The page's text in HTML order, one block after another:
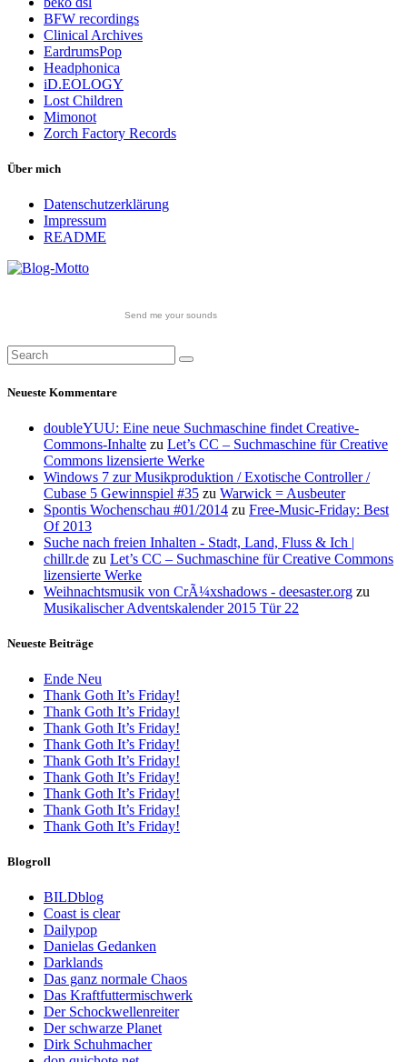
BFW recordings
Clinical Archives
EardrumsPop
Headphonica
iD.EOLOGY
Lost Children
Mimonot
Zorch Factory Records
Über mich
Datenschutzerklärung
Impressum
README
Send me your sounds
Neueste Kommentare
doubleYUU: Eine neue Suchmaschine findet Creative-
Commons-Inhalte zu Let’s CC – Suchmaschine für Creative
Commons lizensierte Werke
Windows 7 zur Musikproduktion / Exotische Controller /
Cubase 5 Gewinnspiel #35 zu Warwick = Ausbeuter
Spontis Wochenschau #01/2014 zu Free-Music-Friday: Best
Of 2013
Suche nach freien Inhalten - Stadt, Land, Fluss & Ich |
chillr.de zu Let’s CC – Suchmaschine für Creative Commons
lizensierte Werke
Weihnachtsmusik von CrÃ¼xshadows - deesaster.org zu
Musikalischer Adventskalender 2015 Tür 22
Neueste Beiträge
Ende Neu
Thank Goth It’s Friday!
Thank Goth It’s Friday!
Thank Goth It’s Friday!
Thank Goth It’s Friday!
Thank Goth It’s Friday!
Thank Goth It’s Friday!
Thank Goth It’s Friday!
Thank Goth It’s Friday!
Thank Goth It’s Friday!
Blogroll
BILDblog
Coast is clear
Dailypop
Danielas Gedanken
Darklands
Das ganz normale Chaos
Das Kraftfuttermischwerk
Der Schockwellenreiter
Der schwarze Planet
Dirk Schuhmacher